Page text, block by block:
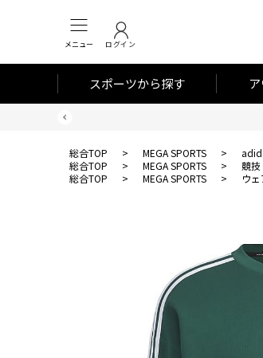
メニュー ログイン
スポーツから探す
総合TOP > MEGA SPORTS >
総合TOP
> MEGA SPORTS > 競技
総合TOP
> MEGA SPORTS > ウ